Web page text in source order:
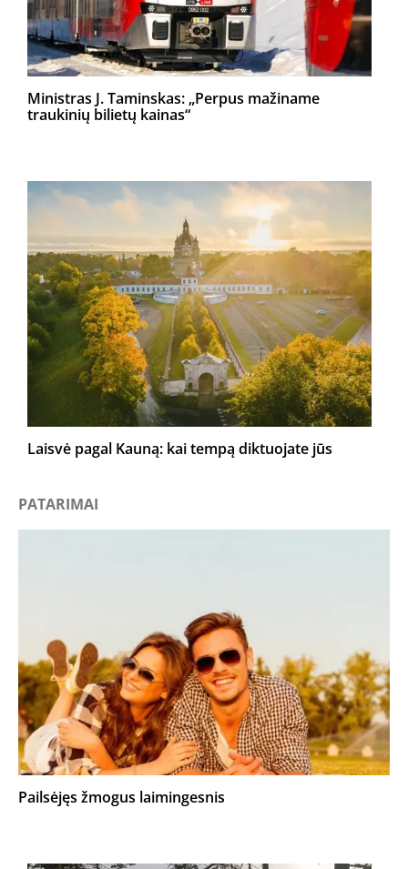
Ministras J. Taminskas: „Perpus mažiname
traukinių bilietų kainas“
Laisvė pagal Kauną: kai tempą diktuojate jūs
PATARIMAI
Pailsėjęs žmogus laimingesnis